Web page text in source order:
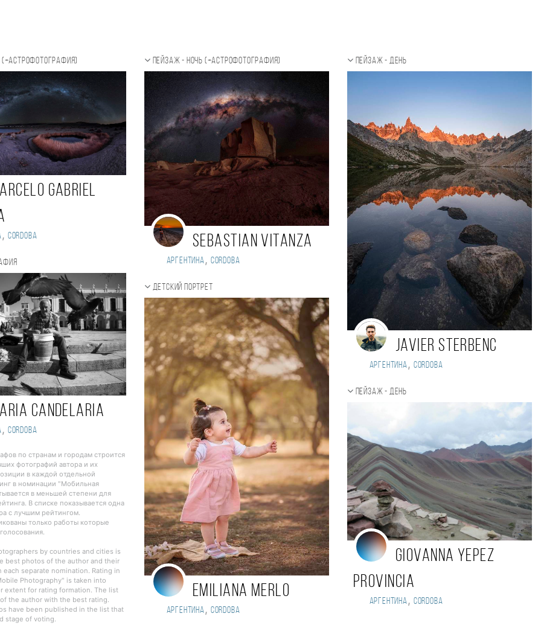
(+Астрофотография)
Gabriel
, Cordoba
Candelaria
, Cordoba
по странам и городам строится
фотографий автора и их
в каждой отдельной
в номинации "Мобильная
в меньшей степени для
В списке показывается одна
с лучшим рейтингом.
только работы которые
by countries and cities is
best photos of the author and their
separate nomination. Rating in
Photography" is taken into
extent for rating formation. The list
the author with the best rating.
have been published in the list that
stage of voting.
Пейзаж - ночь (+Астрофотография)
Sebastian Vitanza
Аргентина, Cordoba
Детский портрет
Emiliana Merlo
Аргентина, Cordoba
Пейзаж - день
Javier Sterbenc
Аргентина, Cordoba
Пейзаж - день
Giovanna Yepez
Provincia
Аргентина, Cordoba